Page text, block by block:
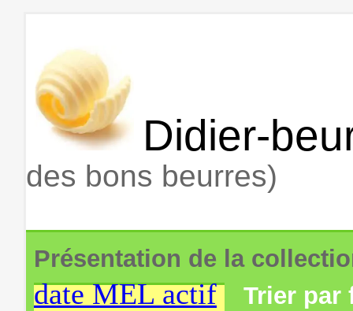
Didier-
des bons beurres)
Présentation de la
date MEL actif
Trier par